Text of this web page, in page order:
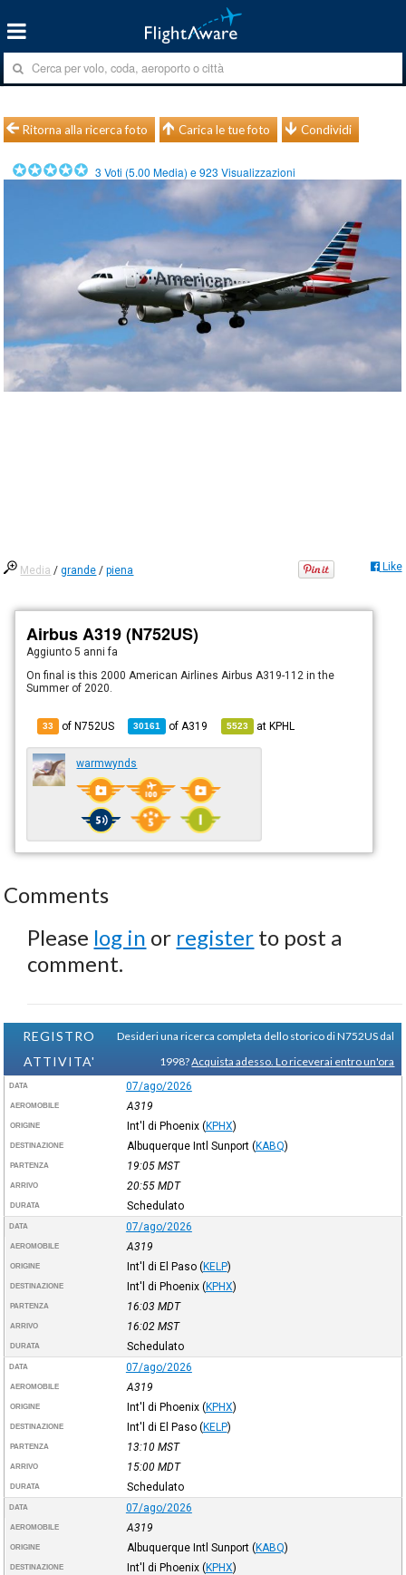
Ritorna alla ricerca foto Carica le tue foto Condividi
3 Voti (5.00 Media) e923 Visualizzazioni
Media /grande /piena Like
Airbus A319 (N752US)
Aggiunto5 anni fa
On final is this 2000 American Airlines Airbus A319-112 in the
Summer of 2020.
33 of N752US 30161 of A319 5523 atKPHL
warmwynds
Comments
Please log in or register to post a
comment.
REGISTRO
ATTIVITA'
Desideri una ricerca completa dello storico di N752US dal
1998?Acquista adesso. Lo riceverai entro un'ora
DATA 07/ago/2026
AEROMOBILE A319
ORIGINE Int'l di Phoenix (KPHX)
DESTINAZIONE Albuquerque Intl Sunport (KABQ)
PARTENZA 19:05 MST
ARRIVO 20:55 MDT
DURATA Schedulato
DATA 07/ago/2026
AEROMOBILE A319
ORIGINE Int'l di El Paso (KELP)
DESTINAZIONE Int'l di Phoenix (KPHX)
PARTENZA 16:03 MDT
ARRIVO 16:02 MST
DURATA Schedulato
DATA 07/ago/2026
AEROMOBILE A319
ORIGINE Int'l di Phoenix (KPHX)
DESTINAZIONE Int'l di El Paso (KELP)
PARTENZA 13:10 MST
ARRIVO 15:00 MDT
DURATA Schedulato
DATA 07/ago/2026
AEROMOBILE A319
ORIGINE Albuquerque Intl Sunport (KABQ)
DESTINAZIONE Int'l di Phoenix (KPHX)